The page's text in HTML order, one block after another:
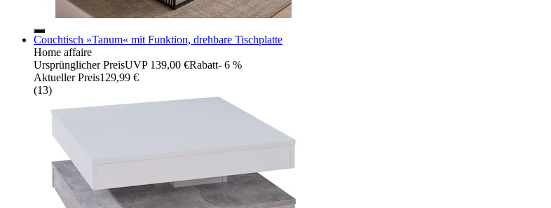
Couchtisch »Tanum« mit Funktion, drehbare Tischplatte
Home affaire
Ursprünglicher PreisUVP 139,00 €Rabatt- 6 %
Aktueller Preis129,99 €
(13)